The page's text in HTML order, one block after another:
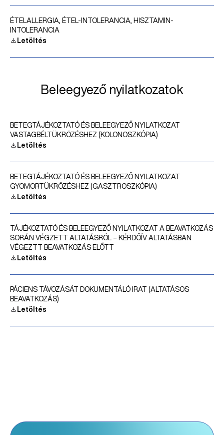
ÉTELALLERGIA, ÉTEL-INTOLERANCIA, HISZTAMIN-
INTOLERANCIA
Letöltés
Beleegyező nyilatkozatok
BETEGTÁJÉKOZTATÓ ÉS BELEEGYEZŐ NYILATKOZAT
VASTAGBÉLTÜKRÖZÉSHEZ (KOLONOSZKÓPIA)
Letöltés
BETEGTÁJÉKOZTATÓ ÉS BELEEGYEZŐ NYILATKOZAT
GYOMORTÜKRÖZÉSHEZ (GASZTROSZKÓPIA)
Letöltés
TÁJÉKOZTATÓ ÉS BELEEGYEZŐ NYILATKOZAT A BEAVATKOZÁS
SORÁN VÉGZETT ALTATÁSRÓL – KÉRDŐÍV ALTATÁSBAN
VÉGEZTT BEAVATKOZÁS ELŐTT
Letöltés
PÁCIENS TÁVOZÁSÁT DOKUMENTÁLÓ IRAT (ALTATÁSOS
BEAVATKOZÁS)
Letöltés